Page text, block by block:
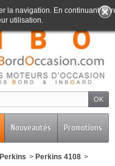
Promotions
Nouveautés
la navigation. En continuant
utilisation.
Perkins > Perkins 4108 >